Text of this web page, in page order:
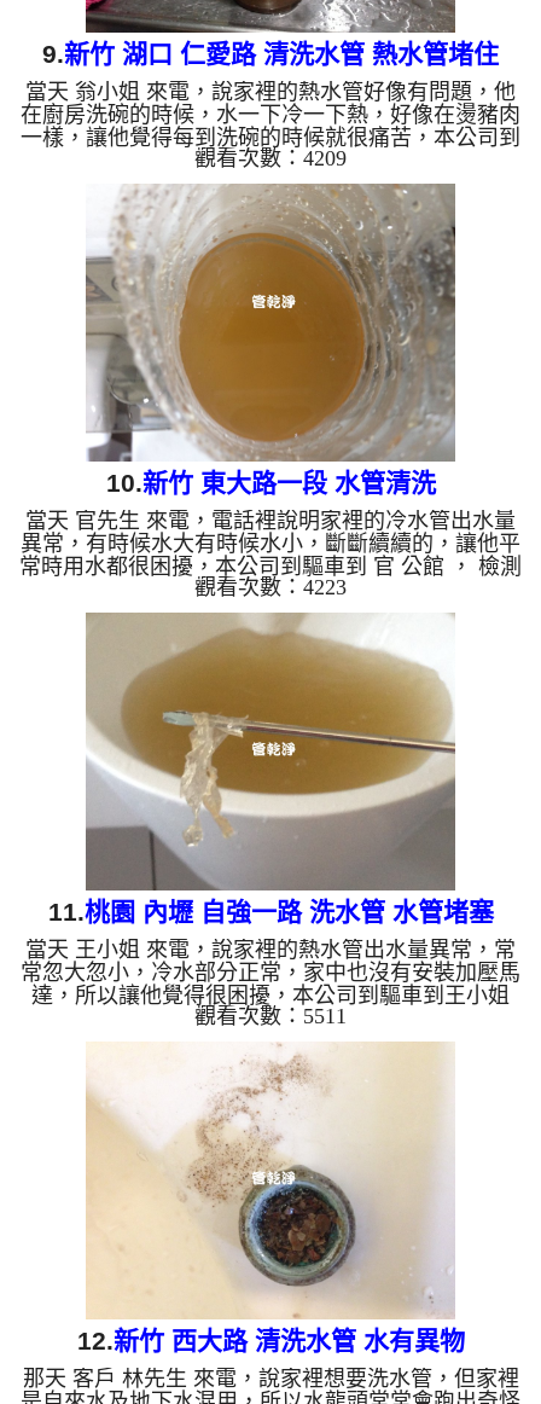
9.新竹 湖口 仁愛路 清洗水管 熱水管堵住
當天 翁小姐 來電，說家裡的熱水管好像有問題，他
在廚房洗碗的時候，水一下冷一下熱，好像在燙豬肉
一樣，讓他覺得每到洗碗的時候就很痛苦，本公司到
翁小姐 住處檢測，發現水管裡面都是淤泥，當然水
就無法正常流動了，本公司架起 水管清洗機 ，開始
洗水管 ，流理臺狂噴出黃水，如下圖及影片，翁小
姐 很訝異， 水管清洗 約兩小時後，水出水量變大
了，出水也沒有異物， 翁小姐總算能正常洗碗了。
清洗水管, 水管清洗, 洗水管, 熱水管堵塞, 熱水忽冷忽
熱, 洗管路, 清管路 ...
觀看次數：4209
10.新竹 東大路一段 水管清洗
當天 官先生 來電，電話裡說明家裡的冷水管出水量
異常，有時候水大有時候水小，斷斷續續的，讓他平
常時用水都很困擾，本公司到驅車到 官 公館 ， 檢測
水管問題時，並無管路異常，本公司二話不說架起
水管清洗機 ，開始 洗水管 ，連蓬頭處噴出不少異
物，如下圖及影片，官先生 看了也搖頭， 水管清洗
約兩小時後，冷水出水量變大了，出水也沒有異物，
官先生總算能回復正常用水習慣了。 清洗水管, 水管
清洗, 洗水管, 熱水管堵塞, 熱水忽冷忽熱, 洗管路, 清
管路 ...
觀看次數：4223
11.桃園 內壢 自強一路 洗水管 水管堵塞
當天 王小姐 來電，說家裡的熱水管出水量異常，常
常忽大忽小，冷水部分正常，家中也沒有安裝加壓馬
達，所以讓他覺得很困擾，本公司到驅車到王小姐
家， 檢測水管問題，並沒有發現管路異常部分，本
公司架起 水管清洗機 ，開始 清洗水管 ，水龍頭噴出
很多髒水，突然噴出了一個塑膠袋碎片，如下圖及影
片，王小姐 看到傻住不能語， 水管清洗 約兩小時
後，出水量變大水也沒有異物了， 林小姐可安心用
熱水了。 清洗水管, 水管清洗, 洗水管, 熱水管堵塞,
熱水忽冷忽熱, 洗管路, 清管路 ...
觀看次數：5511
12.新竹 西大路 清洗水管 水有異物
那天 客戶 林先生 來電，說家裡想要洗水管，但家裡